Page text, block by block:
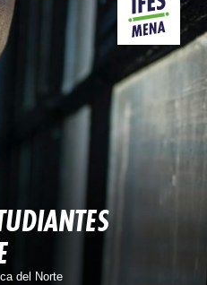
del Norte